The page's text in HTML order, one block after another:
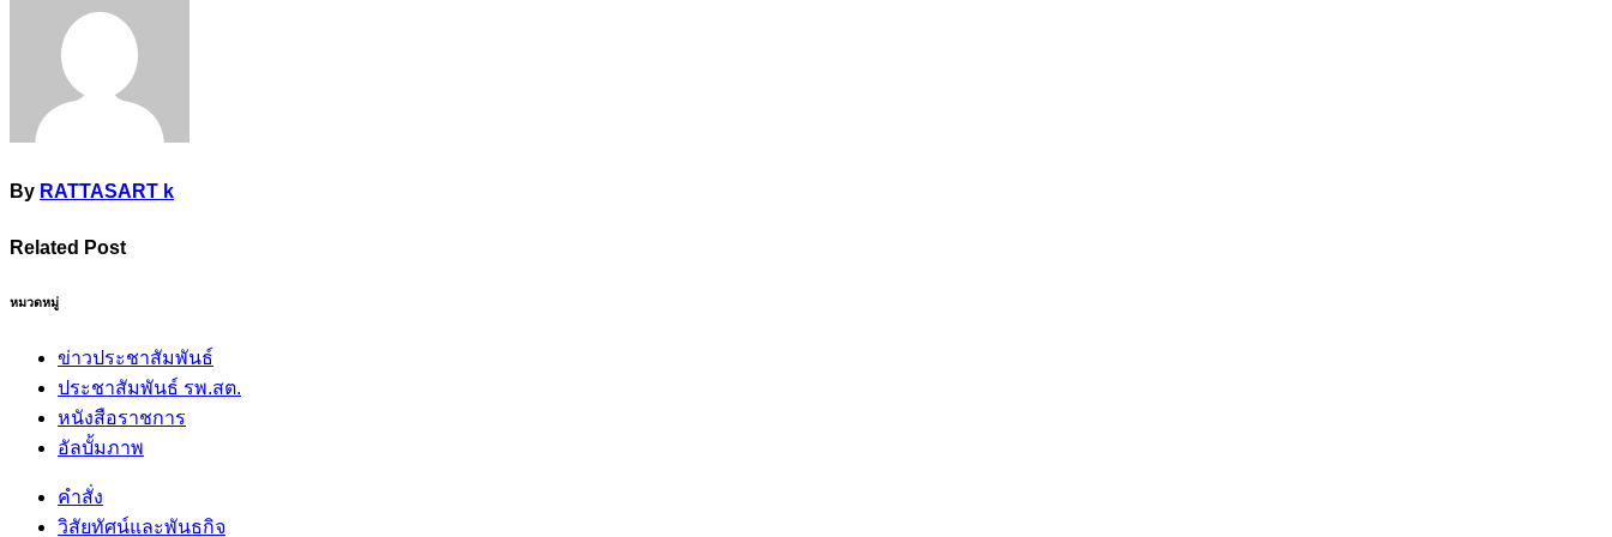
By RATTASART k
Related Post
หมวดหมู่
ข่าวประชาสัมพันธ์
ประชาสัมพันธ์ รพ.สต.
หนังสือราชการ
อัลบั้มภาพ
คำสั่ง
วิสัยทัศน์และพันธกิจ